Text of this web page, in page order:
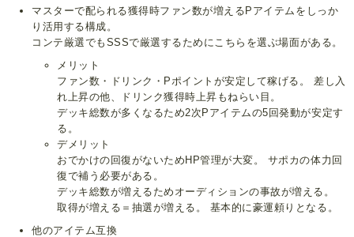
マスターで配られる獲得時ファン数が増えるPアイテムをしっか
り活用する構成。
コンテ厳選でもSSSで厳選するためにこちらを選ぶ場面がある。
メリット
ファン数・ドリンク・Pポイントが安定して稼げる。 差し入
れ上昇の他、ドリンク獲得時上昇もねらい目。
デッキ総数が多くなるため2次Pアイテムの5回発動が安定す
る。
デメリット
おでかけの回復がないためHP管理が大変。 サポカの体力回
復で補う必要がある。
デッキ総数が増えるためオーディションの事故が増える。
取得が増える＝抽選が増える。 基本的に豪運頼りとなる。
他のアイテム互換